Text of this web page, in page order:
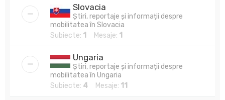
Slovacia
Știri, reportaje și informații despre
mobilitatea în Slovacia
Subiecte: 1 Mesaje: 1
Ungaria
Știri, reportaje și informații despre
mobilitatea în Ungaria
Subiecte: 4 Mesaje: 11